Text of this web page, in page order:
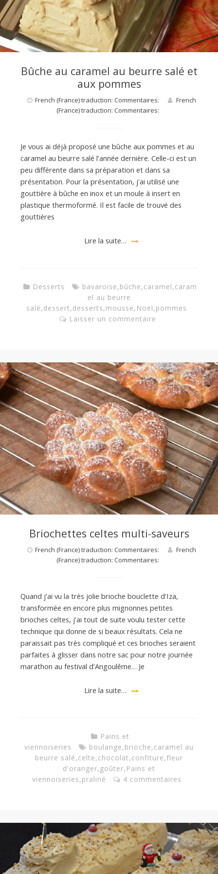
e
Bûche au caramel au beurre salé et
aux pommes
French (France) traduction: Commentaires:
French
(France) traduction: Commentaires:
Je vous ai déjà proposé une bûche aux pommes et au
caramel au beurre salé l’année dernière. Celle-ci est un
peu différente dans sa préparation et dans sa
présentation. Pour la présentation, j’ai utilisé une
gouttière à bûche en inox et un moule à insert en
plastique thermoformé. Il est facile de trouvé des
gouttières
Lire la suite…
Desserts bavaroise,bûche,caramel,caram
el au beurre
salé,dessert,desserts,mousse, Noël,pommes
Laisser un commentaire
Briochettes celtes multi-saveurs
French (France) traduction: Commentaires:
French
(France) traduction: Commentaires:
Quand j’ai vu la très jolie brioche bouclette d’Iza,
transformée en encore plus mignonnes petites
brioches celtes, j’ai tout de suite voulu tester cette
technique qui donne de si beaux résultats. Cela ne
paraissait pas très compliqué et ces brioches seraient
parfaites à glisser dans notre sac pour notre journée
marathon au festival d’Angoulême… Je
Lire la suite…
Pains et
viennoiseries
boulange,brioche,caramel au
beurre salé,celte,chocolat,confiture,fleur
d'oranger, goûter, Pains et
viennoiseries,praliné 4 commentaires